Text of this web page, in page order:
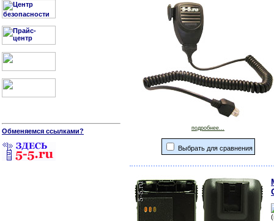
Обменяемся ссылками? подробнее...
Выбрать для сравнения